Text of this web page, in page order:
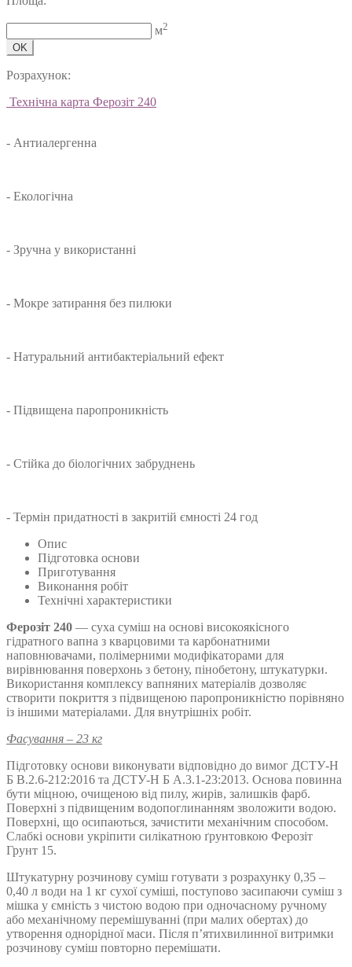
м2
OK
Розрахунок:
Технічна карта Ферозіт 240
- Антиалергенна
- Екологічна
- Зручна у використанні
- Мокре затирання без пилюки
- Натуральний антибактеріальний ефект
- Підвищена паропроникність
- Стійка до біологічних забруднень
- Термін придатності в закритій ємності 24 год
Опис
Підготовка основи
Приготування
Виконання робіт
Технічні характеристики
Ферозіт 240 — суха суміш на основі високоякісного
гідратного вапна з кварцовими та карбонатними
наповнювачами, полімерними модифікаторами для
вирівнювання поверхонь з бетону, пінобетону, штукатурки.
Використання комплексу вапняних матеріалів дозволяє
створити покриття з підвищеною паропроникністю порівняно
із іншими матеріалами. Для внутрішніх робіт.
Фасування – 23 кг
Підготовку основи виконувати відповідно до вимог ДСТУ-Н
Б В.2.6-212:2016 та ДСТУ-Н Б А.3.1-23:2013. Основа повинна
бути міцною, очищеною від пилу, жирів, залишків фарб.
Поверхні з підвищеним водопоглинанням зволожити водою.
Поверхні, що осипаються, зачистити механічним способом.
Слабкі основи укріпити силікатною ґрунтовкою Ферозіт
Грунт 15.
Штукатурну розчинову суміш готувати з розрахунку 0,35 –
0,40 л води на 1 кг сухої суміші, поступово засипаючи суміш з
мішка у ємність з чистою водою при одночасному ручному
або механічному перемішуванні (при малих обертах) до
утворення однорідної маси. Після п’ятихвилинної витримки
розчинову суміш повторно перемішати.